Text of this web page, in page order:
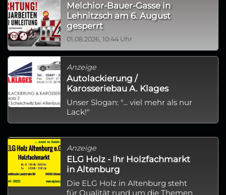
Melchior-Bauer-Gasse in
Lehnitzsch am 6. August
gesperrt
01.08.2026, 10:44 Uhr
Anzeige
Autolackierung /
Karosseriebau A. Klages
Unser Slogan: "... viel mehr als nur
Lack!"
Anzeige
ELG Holz - Ihr Holzfachmarkt
in Altenburg
Die ELG Holz in Altenburg steht
für Qualität rund um die Themen